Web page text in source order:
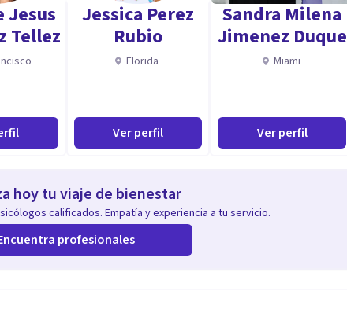
Jesus
Tellez
Jessica Perez
Rubio
Florida
Ver perfil
Sandra Milena
Jimenez Duque
Miami
Ver perfil
hoy tu viaje de bienestar
calificados. Empatía y experiencia a tu servicio.
profesionales